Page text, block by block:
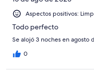
Aspectos positivos:
Todo perfecto
Se alojó 3 noches en agosto
0